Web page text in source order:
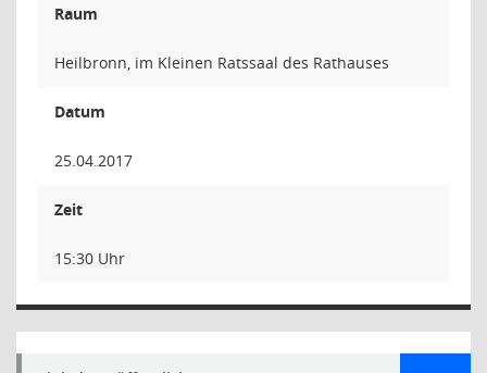
Raum
Heilbronn, im Kleinen Ratssaal des Rathauses
Datum
25.04.2017
Zeit
15:30 Uhr